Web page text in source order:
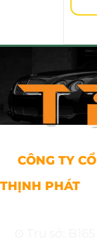
CÔNG TY CỔ
THỊNH PHÁT